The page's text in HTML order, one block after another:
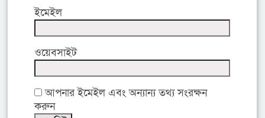
ইমেইল
ওয়েবসাইট
আপনার ইমেইল এবং অন্যান্য তথ্য সংরক্ষন
করুন